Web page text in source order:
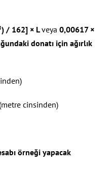
162] × Lveya 0,00617 ×
donatı için ağırlık
cinsinden)
örneği yapacak